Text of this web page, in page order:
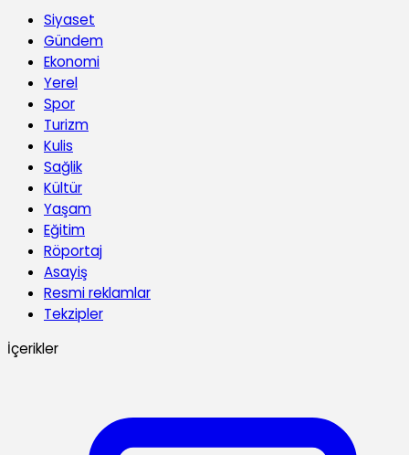
Siyaset
Gündem
Ekonomi
Yerel
Spor
Turizm
Kulis
Sağlik
Kültür
Yaşam
Eğitim
Röportaj
Asayiş
Resmi reklamlar
Tekzipler
İçerikler